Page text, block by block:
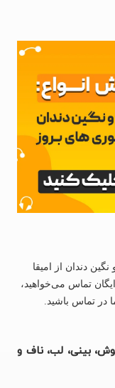
دندان از امیقا
تماس می‌خواهید،
در تماس باشید.
بینی، لب، ناف و